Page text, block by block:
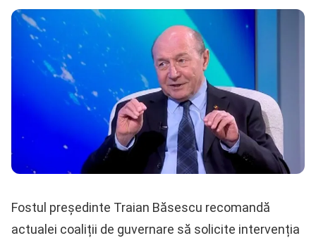
Fostul președinte Traian Băsescu recomandă
actualei coaliții de guvernare să solicite intervenția